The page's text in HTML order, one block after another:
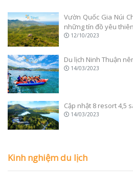
Vườn Quốc Gia Núi
những tín đồ yêu
12/10/2023
Du lịch Ninh Thuận
14/03/2023
Cập nhật 8 resort 4,5
14/03/2023
Kinh nghiệm du lịch